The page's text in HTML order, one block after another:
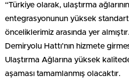
“Türkiye olarak, ulaştırma
entegrasyonunun yüksek
önceliklerimiz arasında yer
Demiryolu Hattı’nın hizmete
Ulaştırma Ağlarına yüksek
aşaması tamamlanmış olacaktır.